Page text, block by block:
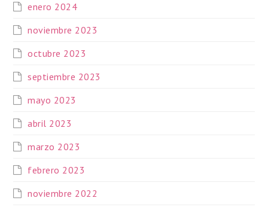
enero 2024
noviembre 2023
octubre 2023
septiembre 2023
mayo 2023
abril 2023
marzo 2023
febrero 2023
noviembre 2022